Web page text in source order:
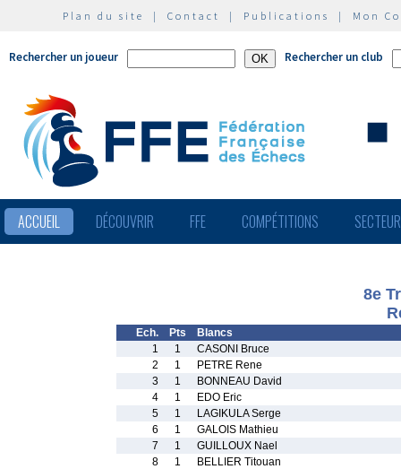
Plan du site | Contact | Publications | Mon
Rechercher un joueur Rechercher un club
ACCUEIL DÉCOUVRIR FFE COMPÉTITIONS
8e
Ech. Pts
Blancs
1
1
CASONI Bruce
2
1
PETRE Rene
3
1
BONNEAU David
4
1
EDO Eric
5
1
LAGIKULA Serge
6
1
GALOIS Mathieu
7
1
GUILLOUX Nael
8
1
BELLIER Titouan